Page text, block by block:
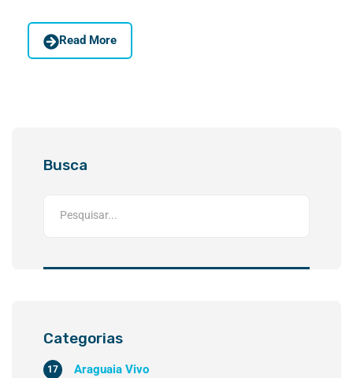
Read More
Busca
Categorias
Araguaia Vivo
17